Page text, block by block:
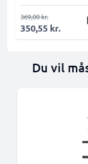
350,55 kr.
369,00 kr.
Du vil